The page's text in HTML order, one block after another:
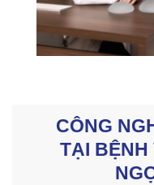
CÔNG
TẠI BỆNH